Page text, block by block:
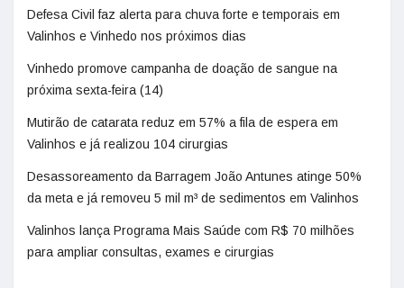
Defesa Civil faz alerta para chuva forte e temporais em
Valinhos e Vinhedo nos próximos dias
Vinhedo promove campanha de doação de sangue na
próxima sexta-feira (14)
Mutirão de catarata reduz em 57% a fila de espera em
Valinhos e já realizou 104 cirurgias
Desassoreamento da Barragem João Antunes atinge 50%
da meta e já removeu 5 mil m³ de sedimentos em Valinhos
Valinhos lança Programa Mais Saúde com R$ 70 milhões
para ampliar consultas, exames e cirurgias